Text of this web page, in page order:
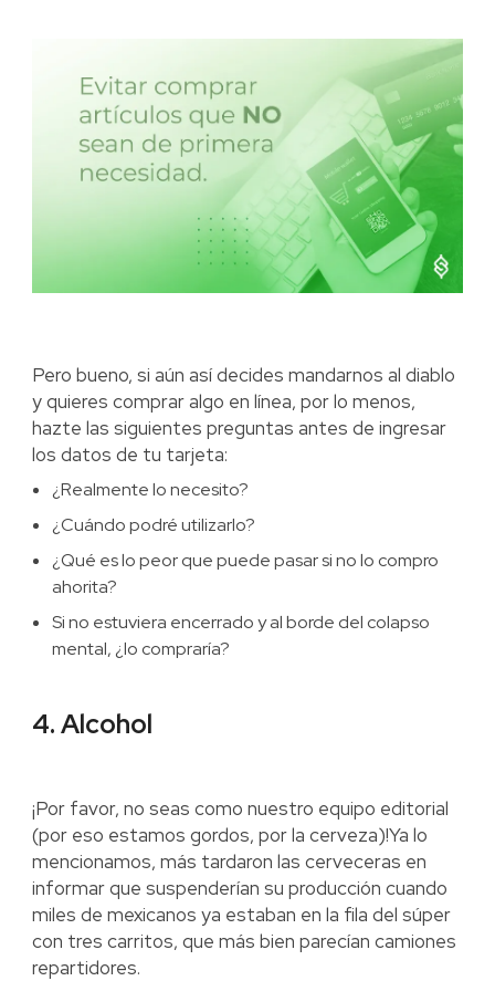
Pero bueno, si aún así decides mandarnos al diablo
y quieres comprar algo en línea, por lo menos,
hazte las siguientes preguntas antes de ingresar
los datos de tu tarjeta:
¿Realmente lo necesito?
¿Cuándo podré utilizarlo?
¿Qué es lo peor que puede pasar si no lo compro
ahorita?
Si no estuviera encerrado y al borde del colapso
mental, ¿lo compraría?
4. Alcohol
¡Por favor, no seas como nuestro equipo editorial
(por eso estamos gordos, por la cerveza)!Ya lo
mencionamos, más tardaron las cerveceras en
informar que suspenderían su producción cuando
miles de mexicanos ya estaban en la fila del súper
con tres carritos, que más bien parecían camiones
repartidores.